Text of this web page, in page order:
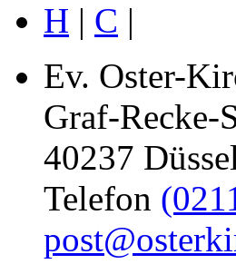
H | C |
Ev. Oster-
Graf-Recke-
40237
Telefon